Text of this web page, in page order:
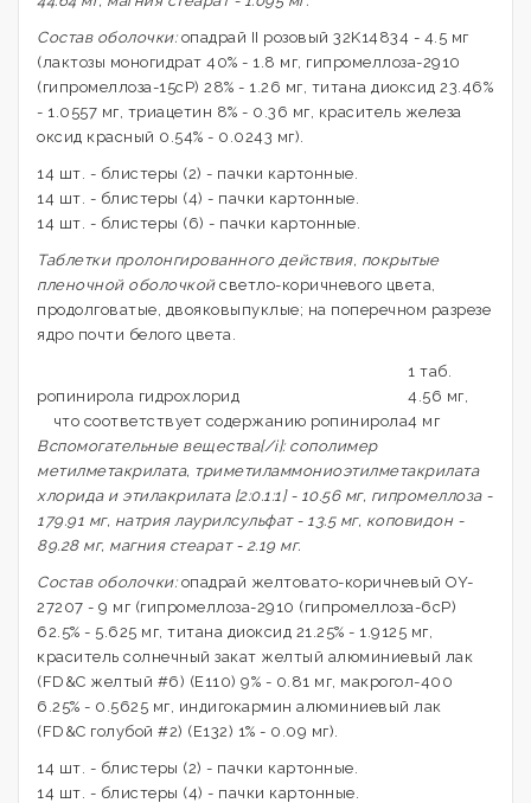
Состав оболочки:опадрай II розовый 32K14834 - 4.5 мг
(лактозы моногидрат 40% - 1.8 мг, гипромеллоза-2910
(гипромеллоза-15cP) 28% - 1.26 мг, титана диоксид 23.46%
- 1.0557 мг, триацетин 8% - 0.36 мг, краситель железа
оксид красный 0.54% - 0.0243 мг).
14 шт. - блистеры (2) - пачки картонные.
14 шт. - блистеры (4) - пачки картонные.
14 шт. - блистеры (6) - пачки картонные.
Таблетки пролонгированного действия, покрытые
пленочной оболочкойсветло-коричневого цвета,
продолговатые, двояковыпуклые; на поперечном разрезе
ядро почти белого цвета.
1 таб.
ропинирола гидрохлорид
4.56 мг,
что соответствует содержанию ропинирола4 мг
Вспомогательные вещества[/i]: сополимер
метилметакрилата, триметиламмониоэтилметакрилата
хлорида и этилакрилата [2:0.1:1] - 10.56 мг, гипромеллоза -
179.91 мг, натрия лаурилсульфат - 13.5 мг, коповидон -
89.28 мг, магния стеарат - 2.19 мг.
Состав оболочки:опадрай желтовато-коричневый OY-
27207 - 9 мг (гипромеллоза-2910 (гипромеллоза-6cP)
62.5% - 5.625 мг, титана диоксид 21.25% - 1.9125 мг,
краситель солнечный закат желтый алюминиевый лак
(FD&C желтый #6) (E110) 9% - 0.81 мг, макрогол-400
6.25% - 0.5625 мг, индигокармин алюминиевый лак
(FD&C голубой #2) (E132) 1% - 0.09 мг).
14 шт. - блистеры (2) - пачки картонные.
14 шт. - блистеры (4) - пачки картонные.